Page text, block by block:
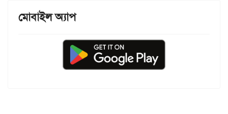
মোবাইল অ্যাপ